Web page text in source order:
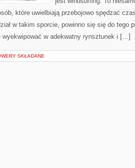
które uwielbiają przebojowo spędzać
w takim sporcie, powinno się się do tego
wyekwipować w adekwatny rynsztunek i […]
SKŁADANE